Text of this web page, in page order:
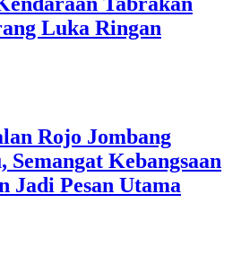
Luka Ringan
Rojo Jombang
Kebangsaan
Jadi Pesan Utama